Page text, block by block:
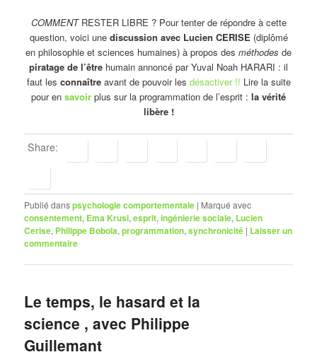
COMMENTRESTER LIBRE ? Pour tenter de répondre à cette
question, voici une discussion avec Lucien CERISE (diplômé
en philosophie et sciences humaines) à propos des méthodes de
piratage de l’être humain annoncé par Yuval Noah HARARI : il
faut les connaîtreavant de pouvoir les désactiver !! Lire la suite
pour en savoir plus sur la programmation de l’esprit : la vérité
libère !
Share:
Publié danspsychologie comportementale | Marqué avec
consentement, Ema Krusi,esprit,ingénierie sociale, Lucien
Cerise, Philippe Bobola,programmation,synchronicité | Laisser un
commentaire
Le temps, le hasard et la
science , avec Philippe
Guillemant